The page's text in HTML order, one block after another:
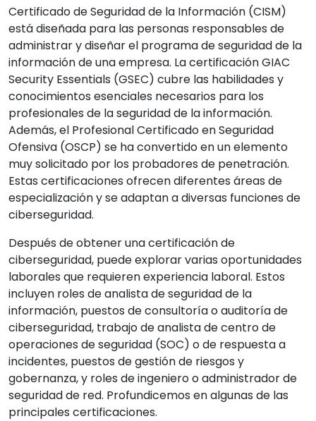
Certificado de Seguridad de la Información (CISM)
está diseñada para las personas responsables de
administrar y diseñar el programa de seguridad de la
información de una empresa. La certificación GIAC
Security Essentials (GSEC) cubre las habilidades y
conocimientos esenciales necesarios para los
profesionales de la seguridad de la información.
Además, el Profesional Certificado en Seguridad
Ofensiva (OSCP) se ha convertido en un elemento
muy solicitado por los probadores de penetración.
Estas certificaciones ofrecen diferentes áreas de
especialización y se adaptan a diversas funciones de
ciberseguridad.
Después de obtener una certificación de
ciberseguridad, puede explorar varias oportunidades
laborales que requieren experiencia laboral. Estos
incluyen roles de analista de seguridad de la
información, puestos de consultoría o auditoría de
ciberseguridad, trabajo de analista de centro de
operaciones de seguridad (SOC) o de respuesta a
incidentes, puestos de gestión de riesgos y
gobernanza, y roles de ingeniero o administrador de
seguridad de red. Profundicemos en algunas de las
principales certificaciones.